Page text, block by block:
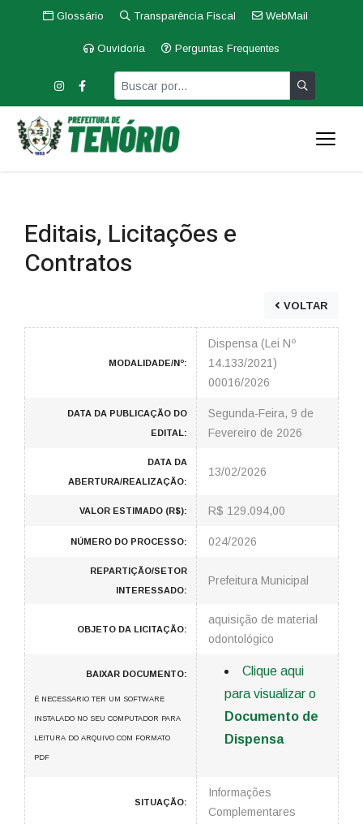
Glossário Transparência Fiscal WebMail
Ouvidoria Perguntas Frequentes
Editais, Licitações e
Contratos
VOLTAR
MODALIDADE/Nº:
Dispensa (Lei Nº
14.133/2021)
00016/2026
DATA DA PUBLICAÇÃO DO
EDITAL:
Segunda-Feira, 9 de
Fevereiro de 2026
DATA DA
ABERTURA/REALIZAÇÃO:
13/02/2026
VALOR ESTIMADO (R$): R$ 129.094,00
NÚMERO DO PROCESSO: 024/2026
REPARTIÇÃO/SETOR
INTERESSADO:
Prefeitura Municipal
OBJETO DA LICITAÇÃO:
aquisição de material
odontológico
BAIXAR DOCUMENTO:
É NECESSARIO TER UM SOFTWARE
INSTALADO NO SEU COMPUTADOR PARA
LEITURA DO ARQUIVO COM FORMATO
PDF
Clique aqui
para visualizar o
Documento de
Dispensa
SITUAÇÃO:
Informações
Complementares